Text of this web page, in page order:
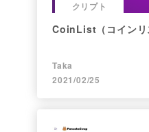
クリプト
CoinList（コインリ
Taka
2021/02/25